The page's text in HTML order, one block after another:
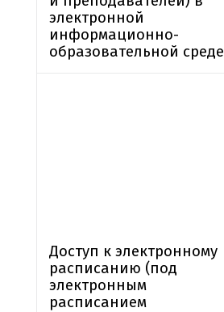
электронной
информационно-
образовательной среде
Доступ к электронному
расписанию (под
электронным
расписанием